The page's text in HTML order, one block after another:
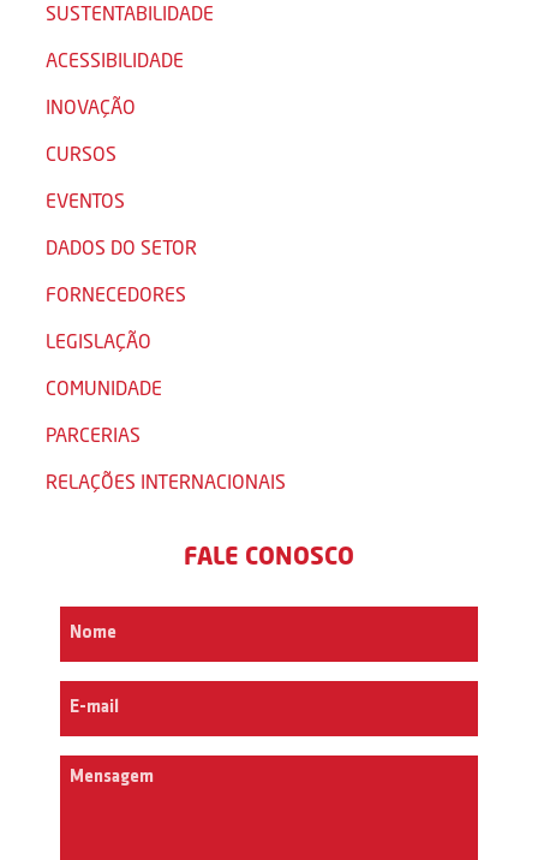
SUSTENTABILIDADE
ACESSIBILIDADE
INOVAÇÃO
CURSOS
EVENTOS
DADOS DO SETOR
FORNECEDORES
LEGISLAÇÃO
COMUNIDADE
PARCERIAS
RELAÇÕES INTERNACIONAIS
FALE CONOSCO